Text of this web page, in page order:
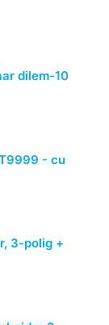
dilem-10
- cu
3-polig +